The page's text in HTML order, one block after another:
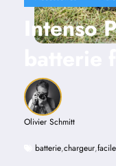
Intenso
Olivier Schmitt
batterie,chargeur,facile